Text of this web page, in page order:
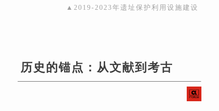
▲2019-2023年遗址保护利用设施建设
历史的锚点：从文献到考古